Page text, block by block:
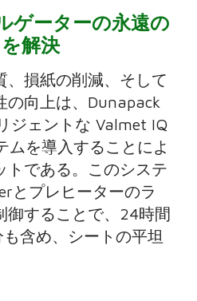
ゲーターの永遠の
解決
、損紙の削減、そして
の向上は、Dunapack
ジェントな Valmet IQ
を導入することによ
トである。このシステ
とプレヒーターのラ
御することで、24時間
含め、シートの平坦